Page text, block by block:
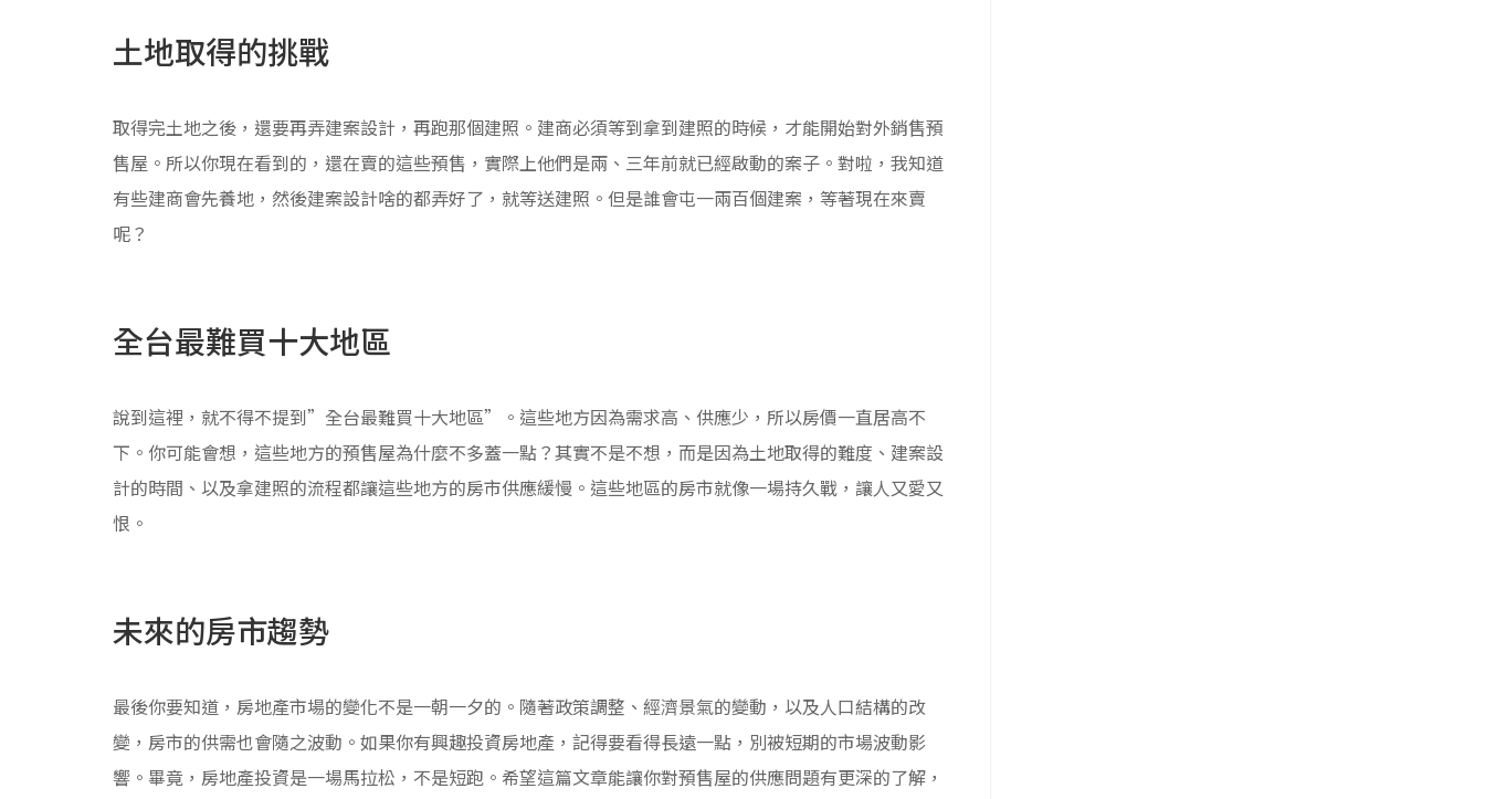
土地取得的挑戰
取得完土地之後，還要再弄建案設計，再跑那個建照。建商必須等到拿到建照的時候，才能開始對外銷售預
售屋。所以你現在看到的，還在賣的這些預售，實際上他們是兩、三年前就已經啟動的案子。對啦，我知道
有些建商會先養地，然後建案設計啥的都弄好了，就等送建照。但是誰會屯一兩百個建案，等著現在來賣
呢？
全台最難買十大地區
說到這裡，就不得不提到”全台最難買十大地區”。這些地方因為需求高、供應少，所以房價一直居高不
下。你可能會想，這些地方的預售屋為什麼不多蓋一點？其實不是不想，而是因為土地取得的難度、建案設
計的時間、以及拿建照的流程都讓這些地方的房市供應緩慢。這些地區的房市就像一場持久戰，讓人又愛又
恨。
未來的房市趨勢
最後你要知道，房地產市場的變化不是一朝一夕的。隨著政策調整、經濟景氣的變動，以及人口結構的改
變，房市的供需也會隨之波動。如果你有興趣投資房地產，記得要看得長遠一點，別被短期的市場波動影
響。畢竟，房地產投資是一場馬拉松，不是短跑。希望這篇文章能讓你對預售屋的供應問題有更深的了解，